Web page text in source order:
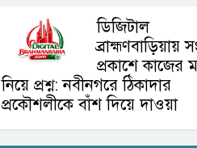
ডিজিটাল
ব্রাহ্মণবাড়িয়ায়
প্রকাশে কাজের
নিয়ে প্রশ্ন: নবীনগরে ঠিকাদার
প্রকৌশলীকে বাঁশ দিয়ে দাওয়া